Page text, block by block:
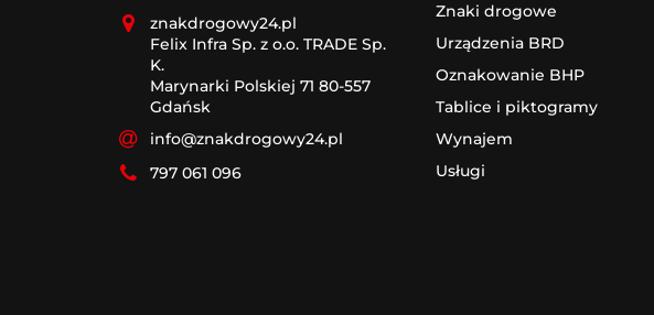
znakdrogowy24.pl
Felix Infra Sp. z o.o. TRADE Sp.
K.
Marynarki Polskiej 71 80-557
Gdańsk
info@znakdrogowy24.pl
797 061 096
Znaki drogowe
Urządzenia BRD
Oznakowanie BHP
Tablice i piktogramy
Wynajem
Usługi